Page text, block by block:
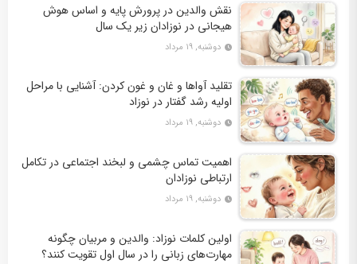
نقش والدین در پرورش پایه و اساس هوش
هیجانی در نوزادان زیر یک سال
دوشنبه, ۱۹ مرداد
تقلید آواها و غان و غون کردن: آشنایی با مراحل
اولیه رشد گفتار در نوزاد
دوشنبه, ۱۹ مرداد
اهمیت تماس چشمی و لبخند اجتماعی در تکامل
ارتباطی نوزادان
دوشنبه, ۱۹ مرداد
اولین کلمات نوزاد: والدین و مربیان چگونه
مهارت‌های زبانی را در سال اول تقویت کنند؟